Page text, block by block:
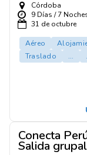
Córdoba
9 Días / 7
31 de octubre
Aéreo
Traslado
...
Conecta
Salida grupal